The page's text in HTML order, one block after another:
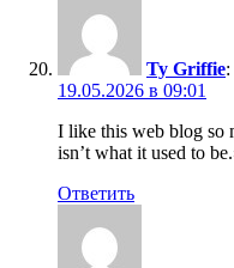
Ty Griffie:
19.05.2026 в 09:01
I like this web blog so
isn’t what it used to
Ответить